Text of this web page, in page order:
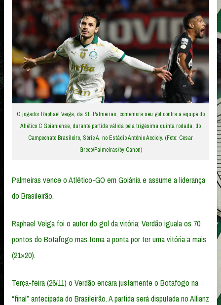
O jogador Raphael Veiga, da SE Palmeiras, comemora seu gol contra a equipe do
Atlético C Goianiense, durante partida válida pela trigésima quinta rodada, do
Campeonato Brasileiro, Série A, no Estádio Antônio Accioly. (Foto: Cesar
Greco/Palmeiras/by Canon)
Palmeiras vence o Atlético-GO em Goiânia e assume a liderança
do Brasileirão.
Raphael Veiga foi o autor do gol da vitória; Verdão iguala os 70
pontos do Botafogo mas toma a ponta por ter uma vitória a mais
(21×20).
Terça-feira (26/11) o Verdão encara justamente o Botafogo na
“final” antecipada do Brasileirão. A partida será disputada no Allianz